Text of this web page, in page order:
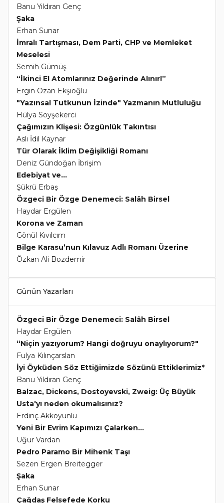
Banu Yıldıran Genç
Şaka
Erhan Sunar
İmralı Tartışması, Dem Parti, CHP ve Memleket
Meselesi
Semih Gümüş
“İkinci El Atomlarınız Değerinde Alınır!”
Ergin Ozan Ekşioğlu
"Yazınsal Tutkunun İzinde" Yazmanın Mutluluğu
Hülya Soyşekerci
Çağımızın Klişesi: Özgünlük Takıntısı
Aslı İdil Kaynar
Tür Olarak İklim Değişikliği Romanı
Deniz Gündoğan İbrişim
Edebiyat ve...
Şükrü Erbaş
Özgeci Bir Özge Denemeci: Salâh Birsel
Haydar Ergülen
Korona ve Zaman
Gönül Kıvılcım
Bilge Karasu’nun Kılavuz Adlı Romanı Üzerine
Özkan Ali Bozdemir
Günün Yazarları
Özgeci Bir Özge Denemeci: Salâh Birsel
Haydar Ergülen
“Niçin yazıyorum? Hangi doğruyu onaylıyorum?"
Fulya Kılınçarslan
İyi Öyküden Söz Ettiğimizde Sözünü Ettiklerimiz*
Banu Yıldıran Genç
Balzac, Dickens, Dostoyevski, Zweig: Üç Büyük
Usta'yı neden okumalısınız?
Erdinç Akkoyunlu
Yeni Bir Evrim Kapımızı Çalarken...
Uğur Vardan
Pedro Paramo Bir Mihenk Taşı
Sezen Ergen Breitegger
Şaka
Erhan Sunar
Çağdaş Felsefede Korku